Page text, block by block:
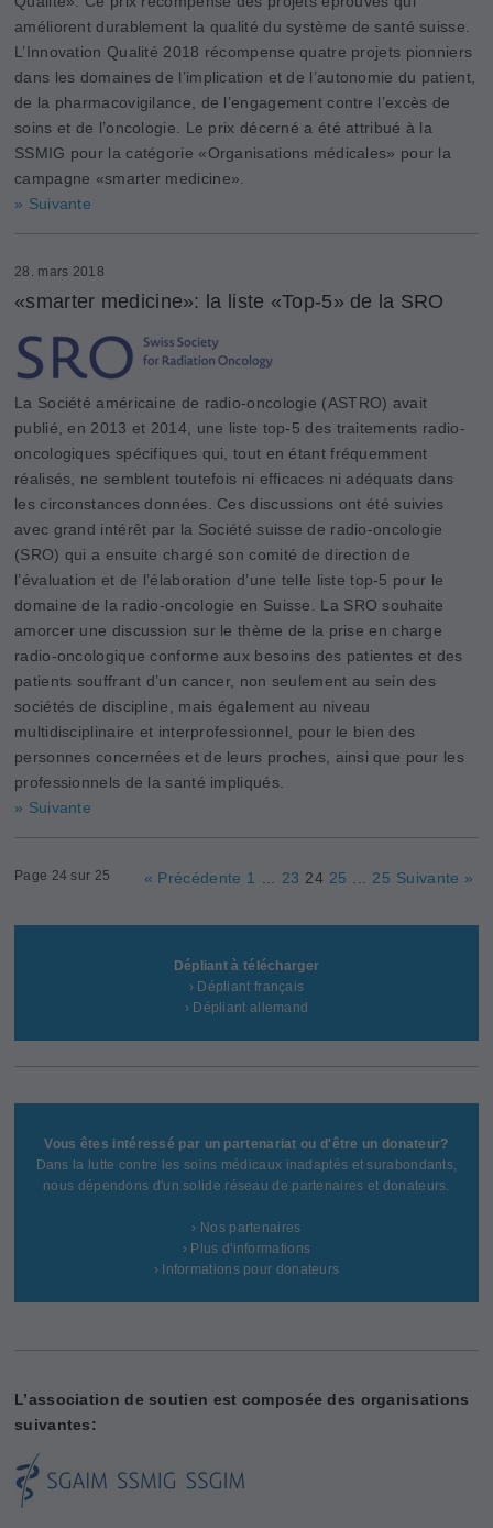
améliorent durablement la qualité du système de santé suisse.
L’Innovation Qualité 2018 récompense quatre projets pionniers
dans les domaines de l’implication et de l’autonomie du patient,
de la pharmacovigilance, de l’engagement contre l’excès de
soins et de l’oncologie. Le prix décerné a été attribué à la
SSMIG pour la catégorie «Organisations médicales» pour la
campagne «smarter medicine».
» Suivante
28. mars 2018
«smarter medicine»: la liste «Top-5» de la SRO
La Société américaine de radio-oncologie (ASTRO) avait
publié, en 2013 et 2014, une liste top-5 des traitements radio-
oncologiques spécifiques qui, tout en étant fréquemment
réalisés, ne semblent toutefois ni efficaces ni adéquats dans
les circonstances données. Ces discussions ont été suivies
avec grand intérêt par la ­Société suisse de radio-oncologie
(SRO) qui a ensuite chargé son comité de direction de
l’évaluation et de l’élaboration d’une telle liste top-5 pour le
domaine de la radio-oncologie en Suisse. La SRO souhaite
amorcer une discussion sur le thème de la prise en charge
radio-oncologique conforme aux besoins des patientes et des
patients souffrant d’un cancer, non seulement au sein des
sociétés de discipline, mais également au niveau
multidisciplinaire et interprofessionnel, pour le bien des
personnes concernées et de leurs proches, ainsi que pour les
professionnels de la santé impliqués.
» Suivante
Page 24 sur 25 « Précédente 1 23 24 25 25 Suivante »
Dépliant à télécharger
› Dépliant français
› Dépliant allemand
Vous êtes intéressé par un partenariat ou d'être un donateur?
Dans la lutte contre les soins médicaux inadaptés et surabondants,
nous dépendons d'un solide réseau de partenaires et donateurs.
› Nos partenaires
› Plus d'informations
› Informations pour donateurs
L’association de soutien est composée des organisations
suivantes: